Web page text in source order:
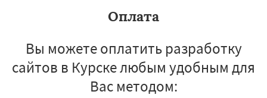
Оплата
Вы можете оплатить разработку
сайтов в Курске любым удобным для
Вас методом: